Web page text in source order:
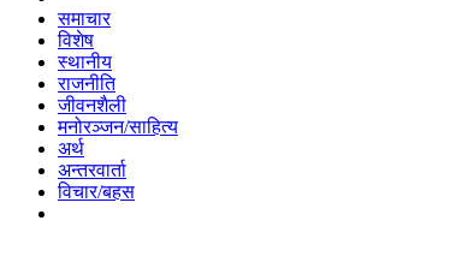
समाचार
विशेष
स्थानीय
राजनीति
जीवनशैली
मनोरञ्जन/साहित्य
अर्थ
अन्तरवार्ता
विचार/बहस